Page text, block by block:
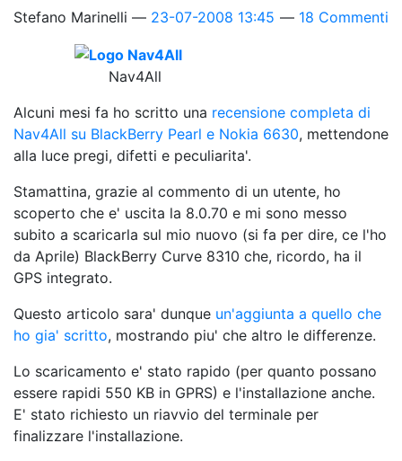
Stefano Marinelli 23-07-2008 13:45 18 Commenti
Nav4All
Alcuni mesi fa ho scritto una recensione completa di
Nav4All su BlackBerry Pearl e Nokia 6630, mettendone
alla luce pregi, difetti e peculiarita'.
Stamattina, grazie al commento di un utente, ho
scoperto che e' uscita la 8.0.70 e mi sono messo
subito a scaricarla sul mio nuovo (si fa per dire, ce l'ho
da Aprile) BlackBerry Curve 8310 che, ricordo, ha il
GPS integrato.
Questo articolo sara' dunque un'aggiunta a quello che
ho gia' scritto, mostrando piu' che altro le differenze.
Lo scaricamento e' stato rapido (per quanto possano
essere rapidi 550 KB in GPRS) e l'installazione anche.
E' stato richiesto un riavvio del terminale per
finalizzare l'installazione.